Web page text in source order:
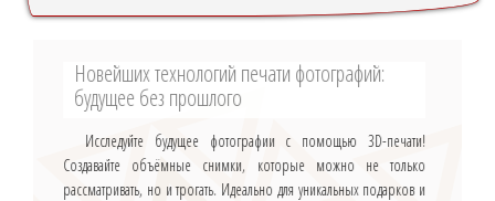
Новейших технологий печати фотографий:
будущее без прошлого
Исследуйте будущее фотографии с помощью 3D-печати!
Создавайте объёмные снимки, которые можно не только
рассматривать, но и трогать. Идеально для уникальных подарков и